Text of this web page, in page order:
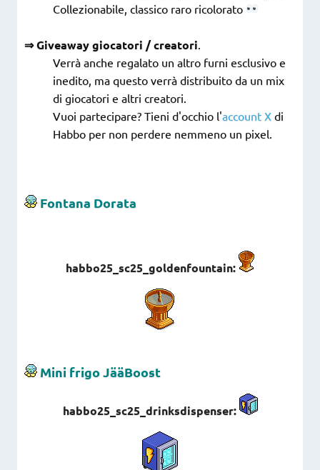
Collezionabile, classico raro ricolorato
⇒ Giveaway giocatori / creatori
Verrà anche regalato un altro furni esclusivo e
inedito, ma questo verrà distribuito da un mix
di giocatori e altri creatori.
Vuoi partecipare? Tieni d'occhio l'account X di
Habbo per non perdere nemmeno un pixel.
Fontana Dorata
habbo25_sc25_goldenfountain:
Mini frigo JääBoost
habbo25_sc25_drinksdispenser: